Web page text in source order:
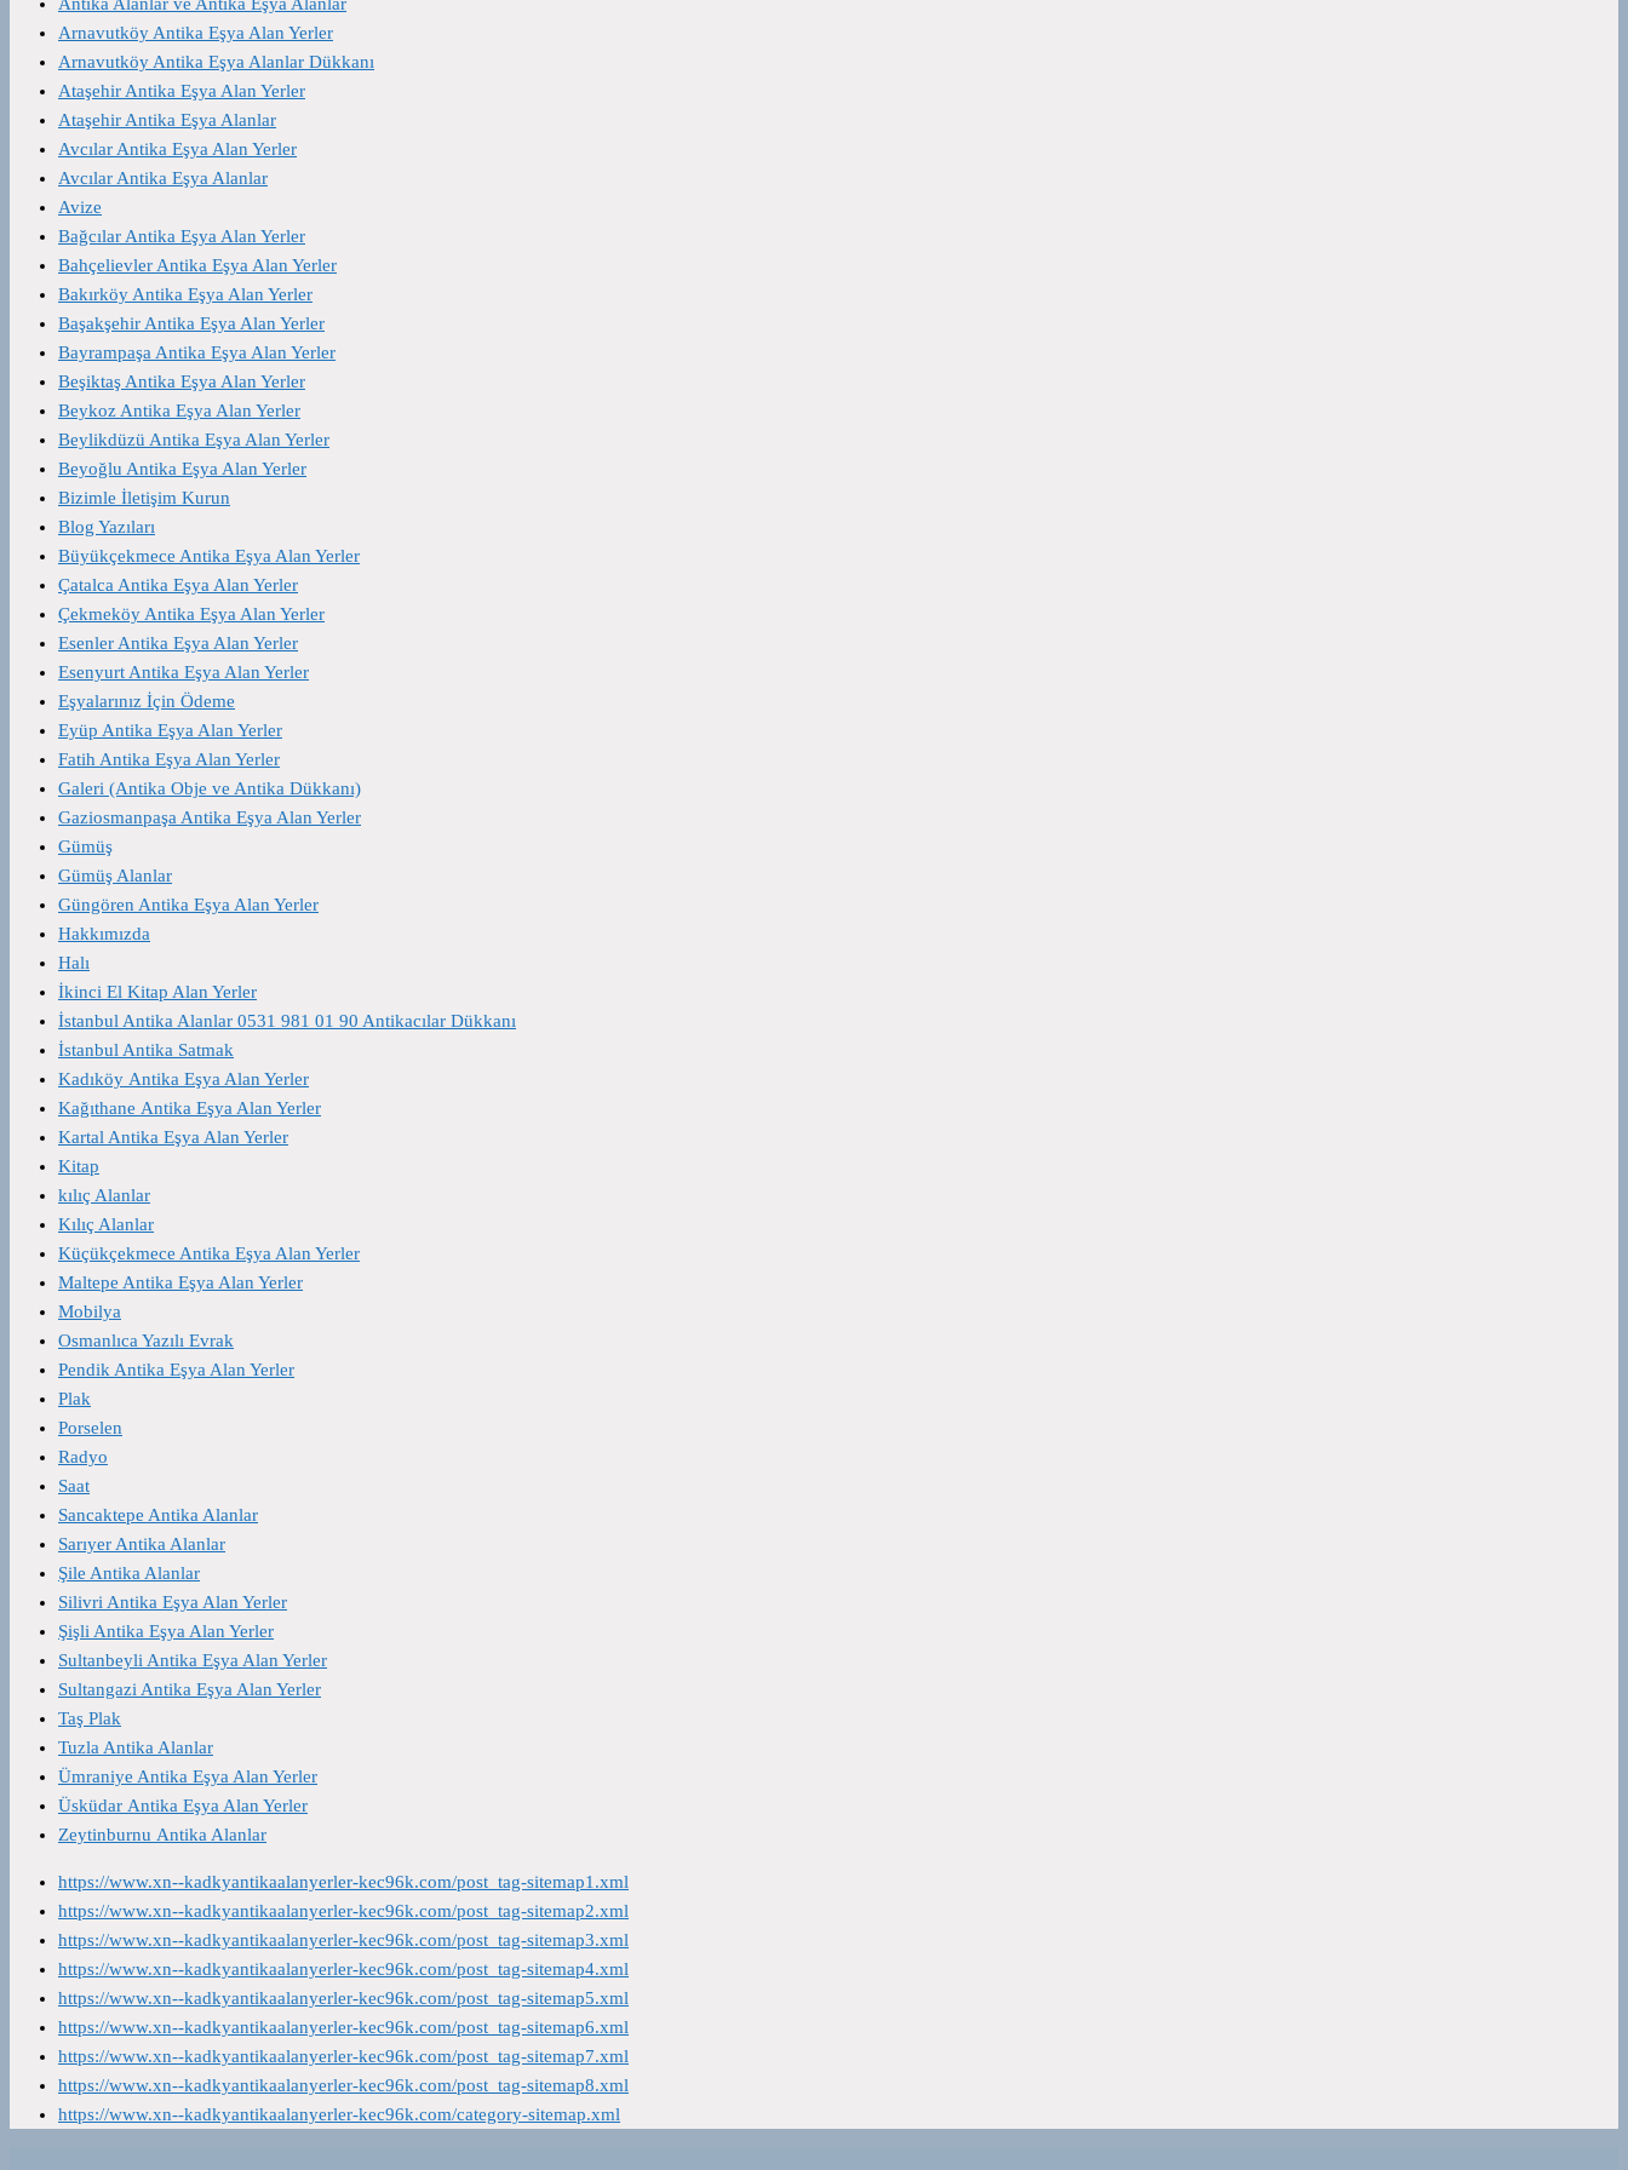
Arnavutköy Antika Eşya Alan Yerler
Arnavutköy Antika Eşya Alanlar Dükkanı
Ataşehir Antika Eşya Alan Yerler
Ataşehir Antika Eşya Alanlar
Avcılar Antika Eşya Alan Yerler
Avcılar Antika Eşya Alanlar
Avize
Bağcılar Antika Eşya Alan Yerler
Bahçelievler Antika Eşya Alan Yerler
Bakırköy Antika Eşya Alan Yerler
Başakşehir Antika Eşya Alan Yerler
Bayrampaşa Antika Eşya Alan Yerler
Beşiktaş Antika Eşya Alan Yerler
Beykoz Antika Eşya Alan Yerler
Beylikdüzü Antika Eşya Alan Yerler
Beyoğlu Antika Eşya Alan Yerler
Bizimle İletişim Kurun
Blog Yazıları
Büyükçekmece Antika Eşya Alan Yerler
Çatalca Antika Eşya Alan Yerler
Çekmeköy Antika Eşya Alan Yerler
Esenler Antika Eşya Alan Yerler
Esenyurt Antika Eşya Alan Yerler
Eşyalarınız İçin Ödeme
Eyüp Antika Eşya Alan Yerler
Fatih Antika Eşya Alan Yerler
Galeri (Antika Obje ve Antika Dükkanı)
Gaziosmanpaşa Antika Eşya Alan Yerler
Gümüş
Gümüş Alanlar
Güngören Antika Eşya Alan Yerler
Hakkımızda
Halı
İkinci El Kitap Alan Yerler
İstanbul Antika Alanlar 0531 981 01 90 Antikacılar Dükkanı
İstanbul Antika Satmak
Kadıköy Antika Eşya Alan Yerler
Kağıthane Antika Eşya Alan Yerler
Kartal Antika Eşya Alan Yerler
Kitap
kılıç Alanlar
Kılıç Alanlar
Küçükçekmece Antika Eşya Alan Yerler
Maltepe Antika Eşya Alan Yerler
Mobilya
Osmanlıca Yazılı Evrak
Pendik Antika Eşya Alan Yerler
Plak
Porselen
Radyo
Saat
Sancaktepe Antika Alanlar
Sarıyer Antika Alanlar
Şile Antika Alanlar
Silivri Antika Eşya Alan Yerler
Şişli Antika Eşya Alan Yerler
Sultanbeyli Antika Eşya Alan Yerler
Sultangazi Antika Eşya Alan Yerler
Taş Plak
Tuzla Antika Alanlar
Ümraniye Antika Eşya Alan Yerler
Üsküdar Antika Eşya Alan Yerler
Zeytinburnu Antika Alanlar
https://www.xn--kadkyantikaalanyerler-kec96k.com/post_tag-sitemap1.xml
https://www.xn--kadkyantikaalanyerler-kec96k.com/post_tag-sitemap2.xml
https://www.xn--kadkyantikaalanyerler-kec96k.com/post_tag-sitemap3.xml
https://www.xn--kadkyantikaalanyerler-kec96k.com/post_tag-sitemap4.xml
https://www.xn--kadkyantikaalanyerler-kec96k.com/post_tag-sitemap5.xml
https://www.xn--kadkyantikaalanyerler-kec96k.com/post_tag-sitemap6.xml
https://www.xn--kadkyantikaalanyerler-kec96k.com/post_tag-sitemap7.xml
https://www.xn--kadkyantikaalanyerler-kec96k.com/post_tag-sitemap8.xml
https://www.xn--kadkyantikaalanyerler-kec96k.com/category-sitemap.xml